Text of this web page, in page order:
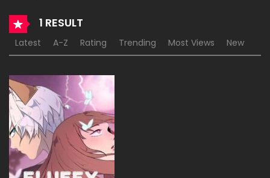
1 RESULT
Latest A-Z Rating Trending Most Views New